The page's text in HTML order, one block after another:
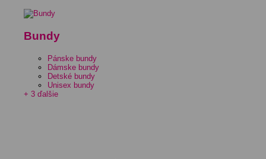
Bundy
Pánske bundy
Dámske bundy
Detské bundy
Unisex bundy
+ 3 ďalšie